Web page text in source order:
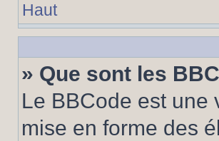
Haut
» Que sont les
Le BBCode est une
mise en forme des